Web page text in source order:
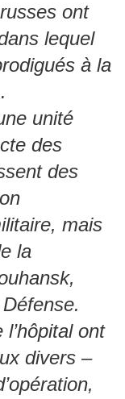
ont
lequel
à la
unité
des
des
mais
la
ont
divers –